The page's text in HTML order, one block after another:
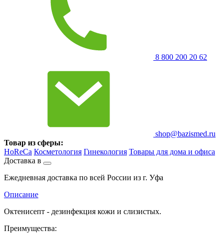
8 800 200 20 62
shop@bazismed.ru
Товар из сферы:
HoReCa Косметология Гинекология Товары для дома и офиса
Доставка в
Ежедневная доставка по всей России из г. Уфа
Описание
Октенисепт - дезинфекция кожи и слизистых.
Преимущества: